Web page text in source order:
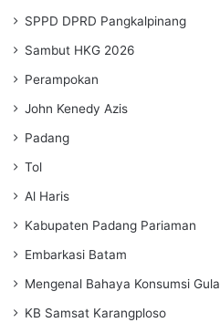
SPPD DPRD Pangkalpinang
Sambut HKG 2026
Perampokan
John Kenedy Azis
Padang
Tol
Al Haris
Kabupaten Padang Pariaman
Embarkasi Batam
Mengenal Bahaya Konsumsi Gula
KB Samsat Karangploso